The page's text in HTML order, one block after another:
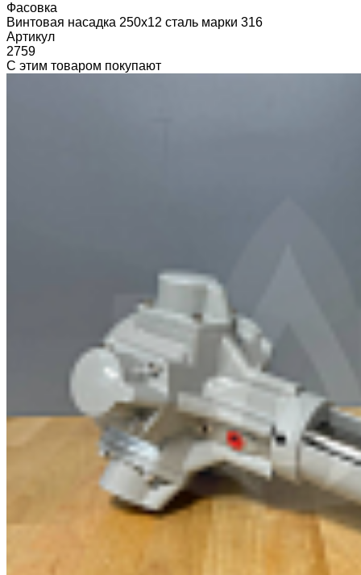
Фасовка
Винтовая насадка 250х12 сталь марки 316
Артикул
2759
С этим товаром покупают